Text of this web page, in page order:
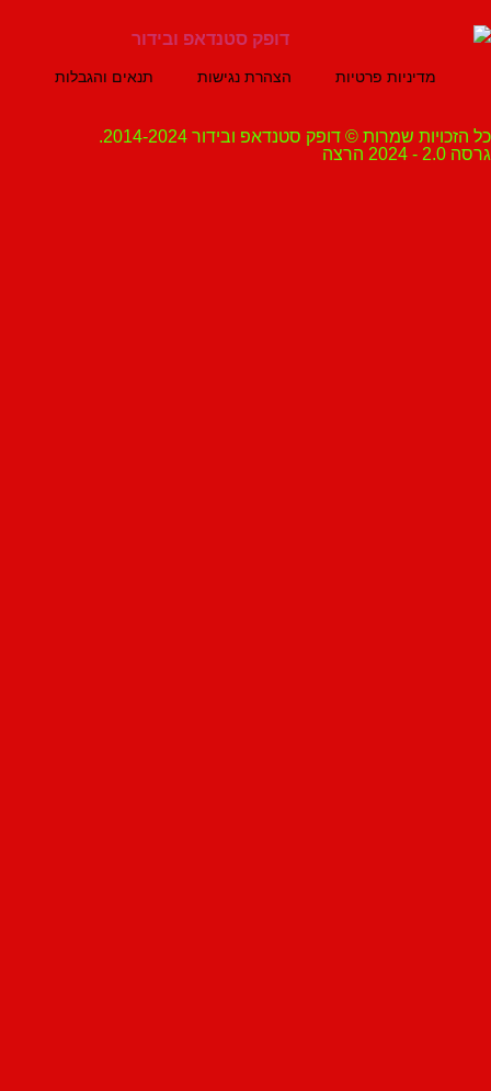
מדיניות פרטיות הצהרת נגישות תנאים והגבלות
שמרות © דופק סטנדאפ ובידור 2014-2024.